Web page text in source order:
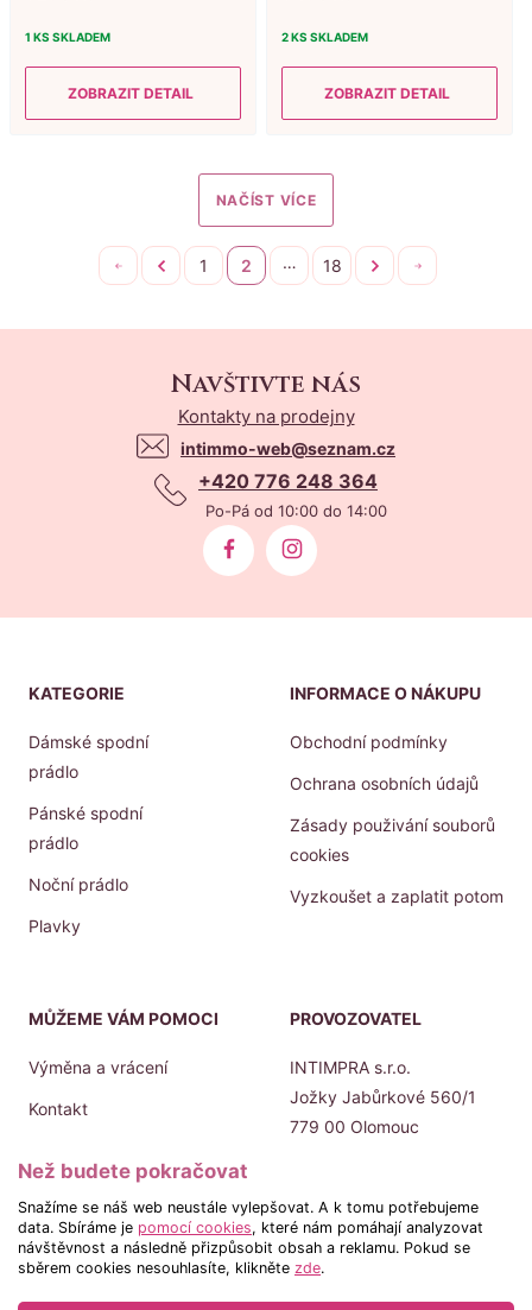
1 KS SKLADEM
ZOBRAZIT DETAIL
2 KS SKLADEM
ZOBRAZIT DETAIL
NAČÍST VÍCE
Na
Předchozí
1 2 … 18
Následující
Na
Navštivte nás
Kontakty na prodejny
intimmo-web@seznam.cz
+420 776 248 364
Po-Pá od 10:00 do 14:00
KATEGORIE
Dámské spodní
prádlo
Pánské spodní
prádlo
Noční prádlo
Plavky
INFORMACE O NÁKUPU
Obchodní podmínky
Ochrana osobních údajů
Zásady použivání souborů
cookies
Vyzkoušet a zaplatit potom
MŮŽEME VÁM POMOCI
Výměna a vrácení
Kontakt
PROVOZOVATEL
INTIMPRA s.r.o.
Jožky Jabůrkové 560/1
779 00 Olomouc
DIČ: CZ 019 45 432
Než budete pokračovat
Snažíme se náš web neustále vylepšovat. A k tomu potřebujeme
data. Sbíráme je pomocí cookies, které nám pomáhají analyzovat
návštěvnost a následně přizpůsobit obsah a reklamu. Pokud se
sběrem cookies nesouhlasíte, klikněte zde.